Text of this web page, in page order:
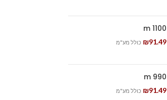
1100 m
₪91.49 כולל מע"מ
990 m
₪91.49 כולל מע"מ